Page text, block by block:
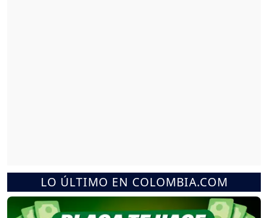
LO ÚLTIMO EN COLOMBIA.COM